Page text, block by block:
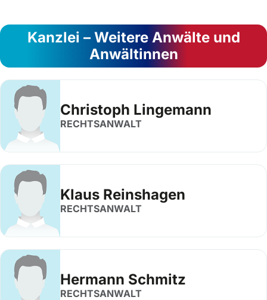
Kanzlei – Weitere Anwälte und
Anwältinnen
Christoph Lingemann
RECHTSANWALT
Klaus Reinshagen
RECHTSANWALT
Hermann Schmitz
RECHTSANWALT